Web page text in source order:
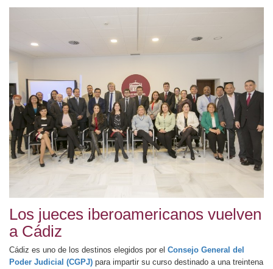
Los jueces iberoamericanos vuelven
a Cádiz
Cádiz es uno de los destinos elegidos por el Consejo General del
Poder Judicial (CGPJ) para impartir su curso destinado a una treintena